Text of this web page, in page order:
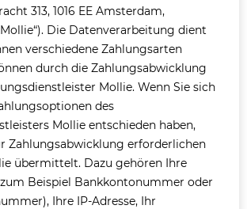
313, 1016 EE Amsterdam,
Die Datenverarbeitung dient
verschiedene Zahlungsarten
durch die Zahlungsabwicklung
Mollie. Wenn Sie sich
des
Mollie entschieden haben,
Zahlungsabwicklung erforderlichen
übermittelt. Dazu gehören Ihre
Beispiel Bankkontonummer oder
Ihre IP-Adresse, Ihr